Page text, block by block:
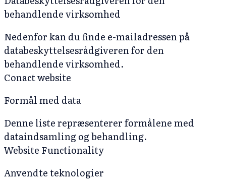
behandlende virksomhed
Nedenfor kan du finde e-mailadressen på
databeskyttelsesrådgiveren for den
behandlende virksomhed.
Conact website
Formål med data
Denne liste repræsenterer formålene med
dataindsamling og behandling.
Website Functionality
Anvendte teknologier